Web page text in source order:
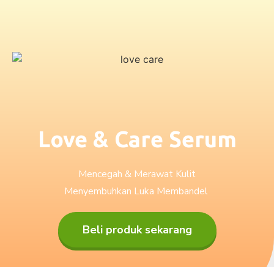
Love & Care Serum
Mencegah & Merawat Kulit
Menyembuhkan Luka Membandel
Beli produk sekarang